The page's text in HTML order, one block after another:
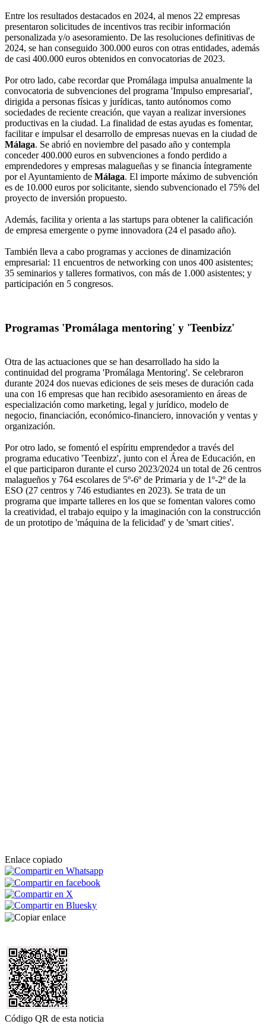
Entre los resultados destacados en 2024, al menos 22 empresas
presentaron solicitudes de incentivos tras recibir información
personalizada y/o asesoramiento. De las resoluciones definitivas de
2024, se han conseguido 300.000 euros con otras entidades, además
de casi 400.000 euros obtenidos en convocatorias de 2023.
Por otro lado, cabe recordar que Promálaga impulsa anualmente la
convocatoria de subvenciones del programa 'Impulso empresarial',
dirigida a personas físicas y jurídicas, tanto autónomos como
sociedades de reciente creación, que vayan a realizar inversiones
productivas en la ciudad. La finalidad de estas ayudas es fomentar,
facilitar e impulsar el desarrollo de empresas nuevas en la ciudad de
Málaga. Se abrió en noviembre del pasado año y contempla
conceder 400.000 euros en subvenciones a fondo perdido a
emprendedores y empresas malagueñas y se financia íntegramente
por el Ayuntamiento de Málaga. El importe máximo de subvención
es de 10.000 euros por solicitante, siendo subvencionado el 75% del
proyecto de inversión propuesto.
Además, facilita y orienta a las startups para obtener la calificación
de empresa emergente o pyme innovadora (24 el pasado año).
También lleva a cabo programas y acciones de dinamización
empresarial: 11 encuentros de networking con unos 400 asistentes;
35 seminarios y talleres formativos, con más de 1.000 asistentes; y
participación en 5 congresos.
Programas 'Promálaga mentoring' y 'Teenbizz'
Otra de las actuaciones que se han desarrollado ha sido la
continuidad del programa 'Promálaga Mentoring'. Se celebraron
durante 2024 dos nuevas ediciones de seis meses de duración cada
una con 16 empresas que han recibido asesoramiento en áreas de
especialización como marketing, legal y jurídico, modelo de
negocio, financiación, económico-financiero, innovación y ventas y
organización.
Por otro lado, se fomentó el espíritu emprendedor a través del
programa educativo 'Teenbizz', junto con el Área de Educación, en
el que participaron durante el curso 2023/2024 un total de 26 centros
malagueños y 764 escolares de 5º-6º de Primaria y de 1º-2º de la
ESO (27 centros y 746 estudiantes en 2023). Se trata de un
programa que imparte talleres en los que se fomentan valores como
la creatividad, el trabajo equipo y la imaginación con la construcción
de un prototipo de 'máquina de la felicidad' y de 'smart cities'.
Enlace copiado
Código QR de esta noticia